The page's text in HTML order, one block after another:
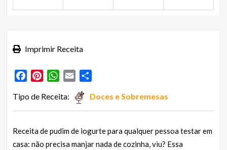
Imprimir Receita
FacebookPinterestWhatsApp
Email
Tipo de Receita: Doces e Sobremesas
Receita de pudim de iogurte para qualquer pessoa testar em
casa: não precisa manjar nada de cozinha, viu? Essa